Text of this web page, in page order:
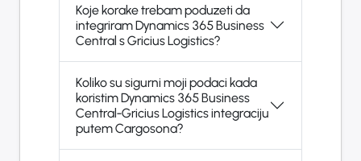
Koje korake trebam poduzeti da
integriram Dynamics 365 Business
Central s Gricius Logistics?
Koliko su sigurni moji podaci kada
koristim Dynamics 365 Business
Central-Gricius Logistics integraciju
putem Cargosona?